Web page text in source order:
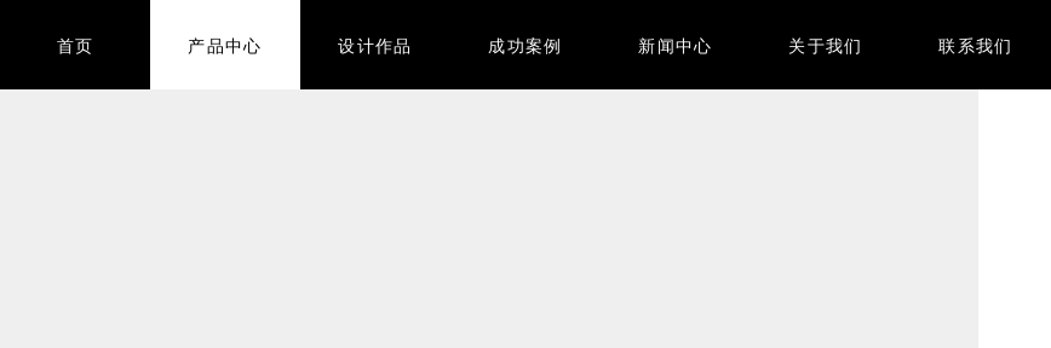
首页 产品中心 设计作品 成功案例 新闻中心 关于我们 联系我们